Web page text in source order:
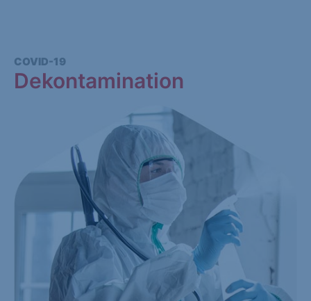
COVID-19
Dekontamination